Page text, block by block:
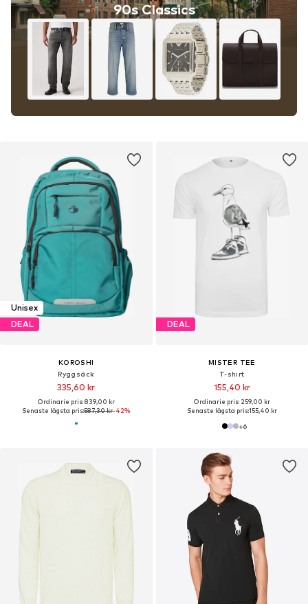
90s Classics
Unisex
DEAL
KOROSHI
Ryggsäck
335,60 kr
Ordinarie pris: 839,00 kr
Senaste lägsta pris:587,30 kr-42%
DEAL
MISTER TEE
T-shirt
155,40 kr
Ordinarie pris: 259,00 kr
Senaste lägsta pris:155,40 kr
+6